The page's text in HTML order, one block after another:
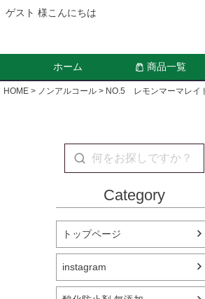
ゲスト 様こんにちは
ホーム 商品一覧
HOME ノンアルコール NO.5 レモンマーマレイ
Category
トップページ
instagram